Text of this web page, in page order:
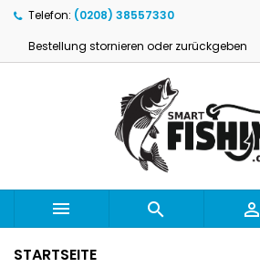
Telefon: (0208) 38557330
Bestellung stornieren oder zurückgeben
  
STARTSEITE